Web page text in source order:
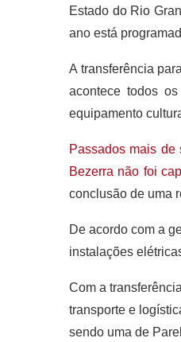
Estado do Rio
ano está
A transferência
acontece todos
equipamento
Passados mais de
Bezerra não foi
conclusão de uma
De acordo com a
instalações
Com a
transporte e
sendo uma de